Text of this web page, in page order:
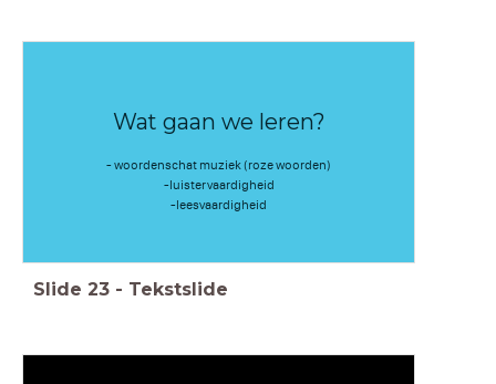
Wat gaan we leren?
- woordenschat muziek (roze woorden)
-luistervaardigheid
-leesvaardigheid
Slide 23 - Tekstslide